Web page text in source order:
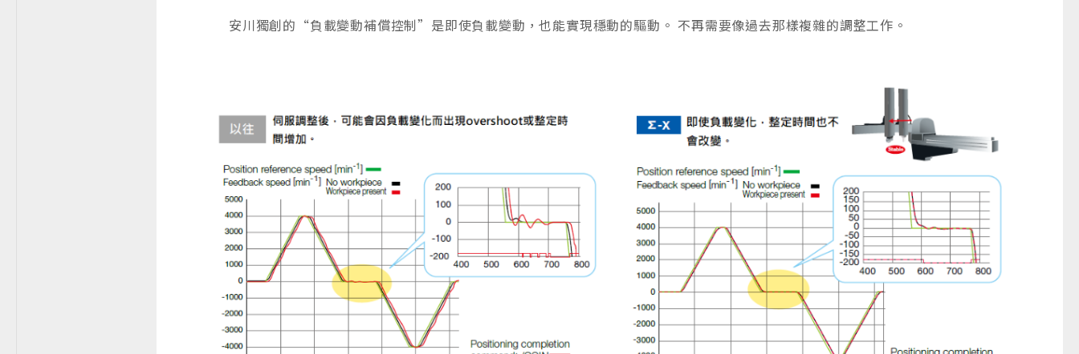
安川獨創的“負載變動補償控制”是即使負載變動，也能實現穩動的驅動。 不再需要像過去那樣複雜的調整工作。